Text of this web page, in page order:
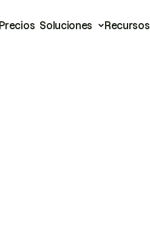
Precios Soluciones Recursos